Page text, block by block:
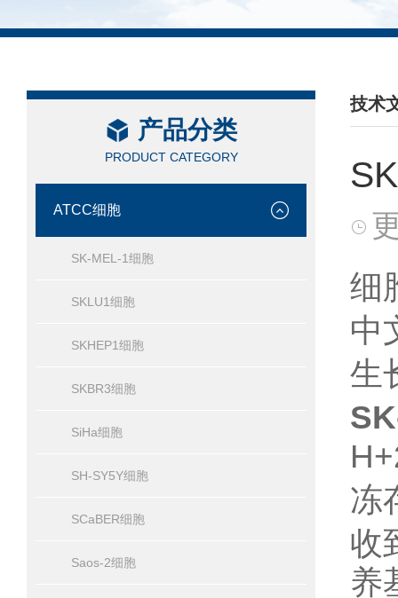
产品分类
PRODUCT CATEGORY
ATCC细胞
SK-MEL-1细胞
SKLU1细胞
SKHEP1细胞
SKBR3细胞
SiHa细胞
SH-SY5Y细胞
SCaBER细胞
Saos-2细胞
技术
/
细
中
生
冻
收
养